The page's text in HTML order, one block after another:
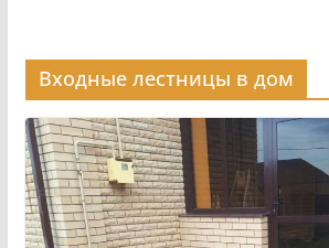
Входные лестницы в дом